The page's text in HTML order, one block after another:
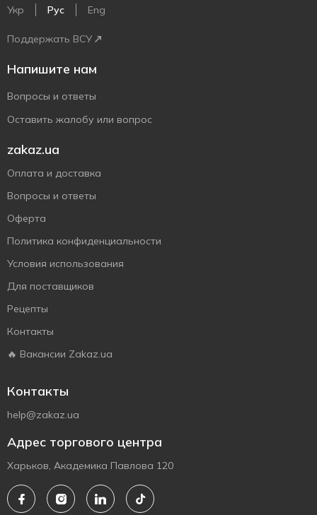
Укр Рус Eng
Поддержать ВСУ
Напишите нам
Вопросы и ответы
Оставить жалобу или вопрос
zakaz.ua
Оплата и доставка
Вопросы и ответы
Оферта
Политика конфиденциальности
Условия использования
Для поставщиков
Рецепты
Контакты
🔥 Вакансии Zakaz.ua
Контакты
help@zakaz.ua
Адрес торгового центра
Харьков, Академика Павлова 120